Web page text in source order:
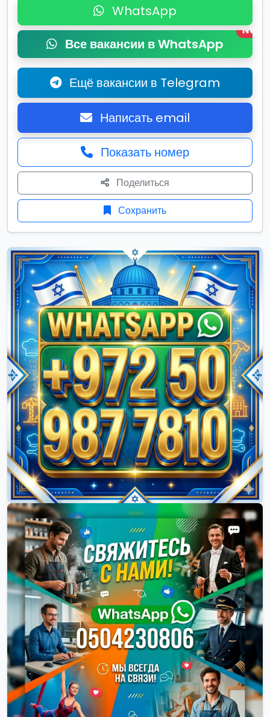
WhatsApp
Все вакансии в WhatsApp
New
Ещё вакансии в Telegram
Написать email
Показать номер
Поделиться
Сохранить